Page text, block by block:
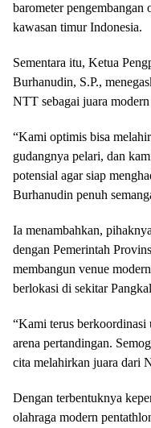
barometer pengembangan
kawasan timur Indonesia.
Sementara itu, Ketua
Burhanudin, S.P.,
NTT sebagai juara
“Kami optimis bisa
gudangnya pelari, dan
potensial agar siap
Burhanudin penuh
Ia menambahkan,
dengan Pemerintah
membangun venue
berlokasi di sekitar
“Kami terus berkoordinasi
arena pertandingan.
cita melahirkan juara dari
Dengan terbentuknya
olahraga modern